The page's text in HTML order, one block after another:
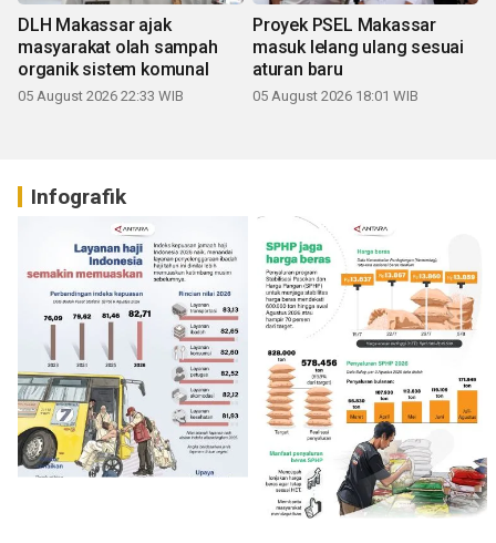
DLH Makassar ajak
masyarakat olah sampah
organik sistem komunal
05 August 2026 22:33 WIB
Proyek PSEL Makassar
masuk lelang ulang sesuai
aturan baru
05 August 2026 18:01 WIB
Infografik